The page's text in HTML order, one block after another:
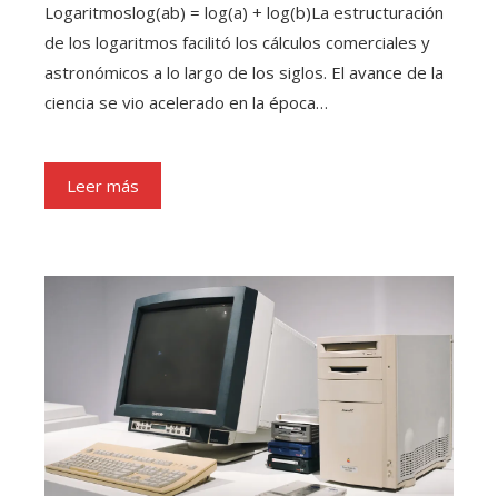
Logaritmoslog(ab) = log(a) + log(b)La estructuración
de los logaritmos facilitó los cálculos comerciales y
astronómicos a lo largo de los siglos. El avance de la
ciencia se vio acelerado en la época…
Leer más